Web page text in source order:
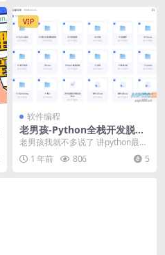
VIP
软件编程
老男孩-Python全栈开发脱产
班+课件
老男孩我就不多说了 讲python最早
的人， 也是公认最好的这次课程，
非常全，而...
1 年前 806 5